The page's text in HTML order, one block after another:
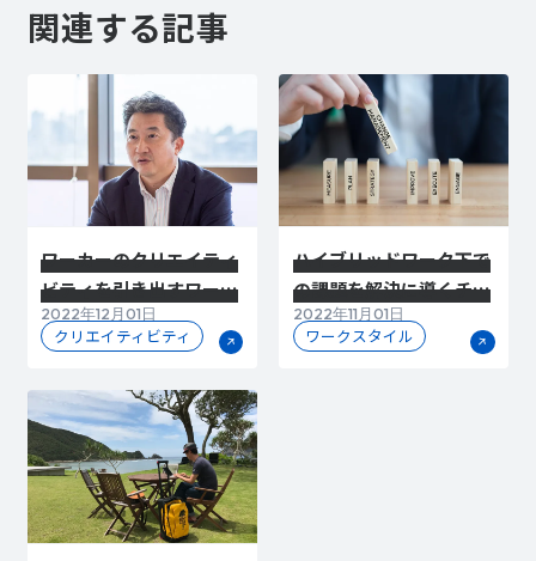
関連する記事
ワーカーのクリエイティ
ビティを引き出すワーク
スタイル・ワークプレイ
スとは
2022年12月01日
クリエイティビティ
ハイブリッドワーク下で
の課題を解決に導くチェ
ンジマネジメントと、フ
ァシリティマネジメント
2022年11月01日
ワークスタイル